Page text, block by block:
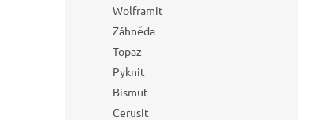
Wolframit
Záhněda
Topaz
Pyknit
Bismut
Cerusit